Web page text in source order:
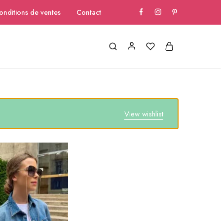
de ventes Contact
View wishlist